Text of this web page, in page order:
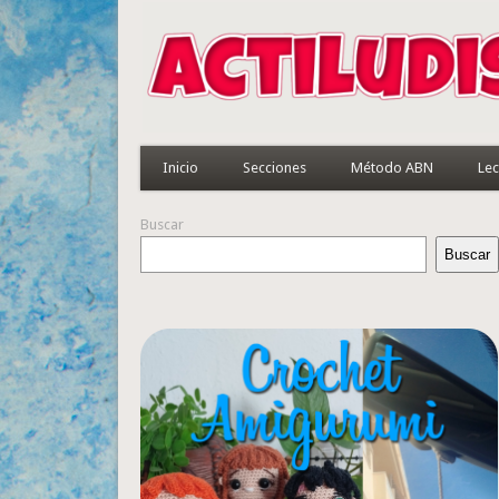
Inicio Secciones Método ABN
Buscar
Buscar